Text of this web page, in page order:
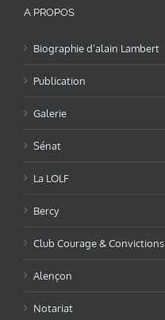
A PROPOS
Biographie d’alain Lambert
Publication
Galerie
Sénat
La LOLF
Bercy
Club Courage & Convictions
Alençon
Notariat